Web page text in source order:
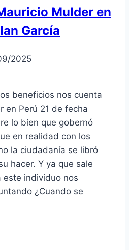
Mulder en
García
2025
beneficios nos cuenta
en Perú 21 de fecha
lo bien que gobernó
en realidad con los
la ciudadanía se libró
hacer. Y ya que sale
este individuo nos
¿Cuando se